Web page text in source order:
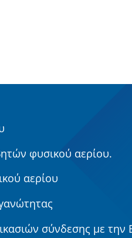
φυσικού αερίου.
αερίου
σύνδεσης με την